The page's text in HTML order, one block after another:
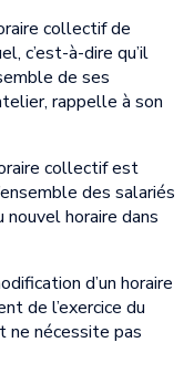
collectif de
c’est-à-dire qu’il
de ses
rappelle à son
collectif est
des salariés
nouvel horaire dans
d’un horaire
de l’exercice du
ne nécessite pas